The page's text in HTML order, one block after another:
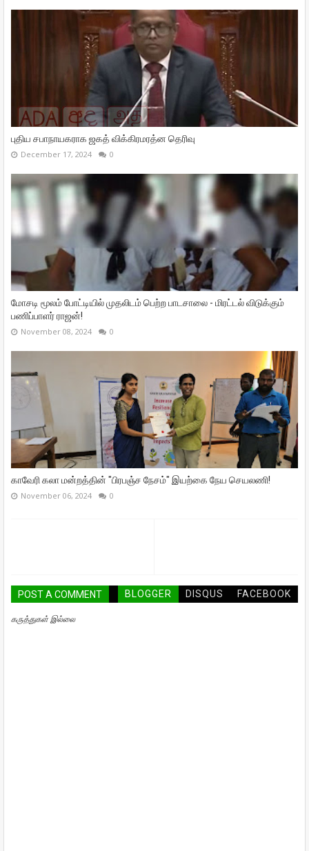
புதிய சபாநாயகராக ஜகத் விக்கிரமரத்ன தெரிவு
December 17, 2024 0
மோசடி மூலம் போட்டியில் முதலிடம் பெற்ற பாடசாலை - மிரட்டல் விடுக்கும்
பணிப்பாளர் ராஜன்!
November 08, 2024 0
காவேரி கலா மன்றத்தின் "பிரபஞ்ச நேசம்" இயற்கை நேய செயலணி!
November 06, 2024 0
POST A COMMENT BLOGGER DISQUS FACEBOOK
கருத்துகள் இல்லை